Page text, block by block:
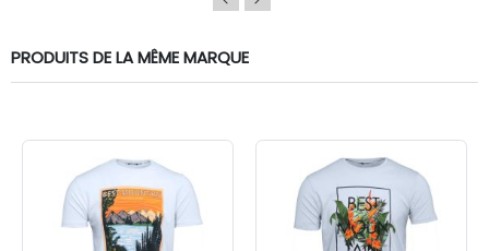
PRODUITS DE LA MÊME MARQUE